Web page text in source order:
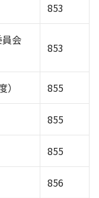
853
会
853
855
855
855
856